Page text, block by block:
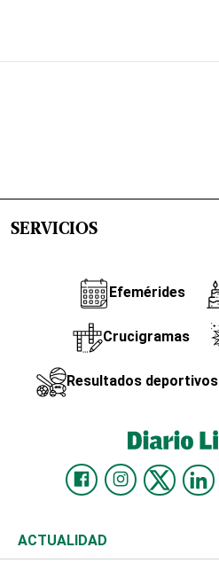
SERVICIOS
Efemérides
Crucigramas
Resultados deportivos
ACTUALIDAD